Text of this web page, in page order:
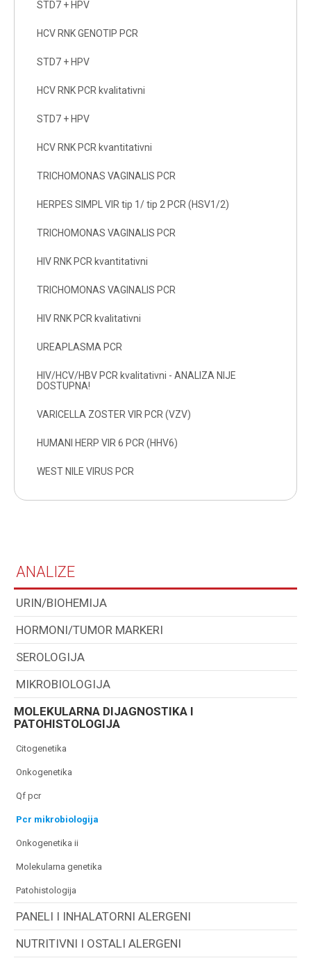
STD7 + HPV
HCV RNK GENOTIP PCR
STD7 + HPV
HCV RNK PCR kvalitativni
STD7 + HPV
HCV RNK PCR kvantitativni
TRICHOMONAS VAGINALIS PCR
HERPES SIMPL VIR tip 1/ tip 2 PCR (HSV1/2)
TRICHOMONAS VAGINALIS PCR
HIV RNK PCR kvantitativni
TRICHOMONAS VAGINALIS PCR
HIV RNK PCR kvalitativni
UREAPLASMA PCR
HIV/HCV/HBV PCR kvalitativni - ANALIZA NIJE
DOSTUPNA!
VARICELLA ZOSTER VIR PCR (VZV)
HUMANI HERP VIR 6 PCR (HHV6)
WEST NILE VIRUS PCR
ANALIZE
URIN/BIOHEMIJA
HORMONI/TUMOR MARKERI
SEROLOGIJA
MIKROBIOLOGIJA
MOLEKULARNA DIJAGNOSTIKA I
PATOHISTOLOGIJA
citogenetika
onkogenetika
qf pcr
pcr mikrobiologija
onkogenetika ii
molekularna genetika
patohistologija
PANELI I INHALATORNI ALERGENI
NUTRITIVNI I OSTALI ALERGENI